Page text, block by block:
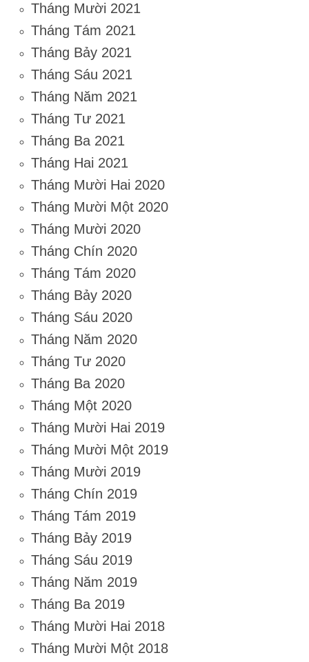
Tháng Mười 2021
Tháng Tám 2021
Tháng Bảy 2021
Tháng Sáu 2021
Tháng Năm 2021
Tháng Tư 2021
Tháng Ba 2021
Tháng Hai 2021
Tháng Mười Hai 2020
Tháng Mười Một 2020
Tháng Mười 2020
Tháng Chín 2020
Tháng Tám 2020
Tháng Bảy 2020
Tháng Sáu 2020
Tháng Năm 2020
Tháng Tư 2020
Tháng Ba 2020
Tháng Một 2020
Tháng Mười Hai 2019
Tháng Mười Một 2019
Tháng Mười 2019
Tháng Chín 2019
Tháng Tám 2019
Tháng Bảy 2019
Tháng Sáu 2019
Tháng Năm 2019
Tháng Ba 2019
Tháng Mười Hai 2018
Tháng Mười Một 2018